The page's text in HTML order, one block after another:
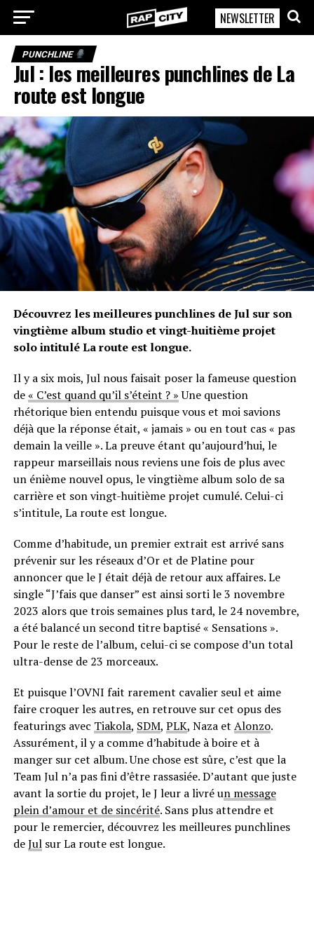
RapCity
NEWSLETTER
PUNCHLINE
Jul : les meilleures punchlines de La
route est longue
Découvrez les meilleures punchlines de Jul sur son
vingtième album studio et vingt-huitième projet
solo intitulé La route est longue.
Il y a six mois, Jul nous faisait poser la fameuse question
de« C’est quand qu’il s’éteint ? »Une question
rhétorique bien entendu puisque vous et moi savions
déjà que la réponse était, « jamais » ou en tout cas « pas
demain la veille ». La preuve étant qu’aujourd’hui, le
rappeur marseillais nous reviens une fois de plus avec
un énième nouvel opus, le vingtième album solo de sa
carrière et son vingt-huitième projet cumulé. Celui-ci
s’intitule, La route est longue.
Comme d’habitude, un premier extrait est arrivé sans
prévenir sur les réseaux d’Or et de Platine pour
annoncer que le J était déjà de retour aux affaires. Le
single “J’fais que danser” est ainsi sorti le 3 novembre
2023 alors que trois semaines plus tard, le 24 novembre,
a été balancé un second titre baptisé « Sensations ».
Pour le reste de l’album, celui-ci se compose d’un total
ultra-dense de 23 morceaux.
Et puisque l’OVNI fait rarement cavalier seul et aime
faire croquer les autres, en retrouve sur cet opus des
featurings avec Tiakola, SDM, PLK, Naza et Alonzo.
Assurément, il y a comme d’habitude à boire et à
manger sur cet album. Une chose est sûre, c’est que la
Team Jul n’a pas fini d’être rassasiée. D’autant que juste
avant la sortie du projet, le J leur a livré un message
plein d’amour et de sincérité. Sans plus attendre et
pour le remercier, découvrez les meilleures punchlines
deJulsur La route est longue.